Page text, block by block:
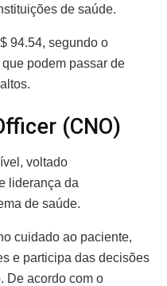
de saúde.
94.54, segundo o
podem passar de
(CNO)
voltado
liderança da
de saúde.
cuidado ao paciente,
e participa das decisões
De acordo com o